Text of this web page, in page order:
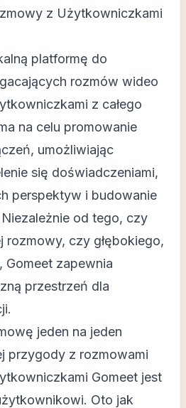
z Użytkowniczkami
platformę do
rozmów wideo
z całego
na celu promowanie
umożliwiając
się doświadczeniami,
perspektyw i budowanie
od tego, czy
rozmowy, czy głębokiego,
zapewnia
przestrzeń dla
jeden na jeden
przygody z rozmowami
Gomeet jest
Oto jak